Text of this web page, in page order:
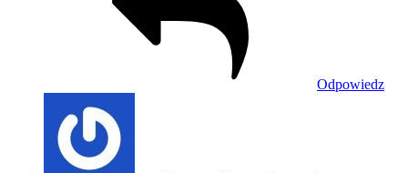
Odpowiedz